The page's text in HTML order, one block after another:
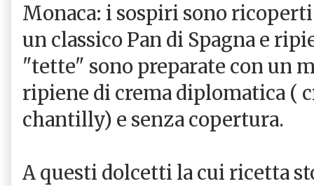
Monaca: i sospiri sono
un classico Pan di Spagna e
"tette" sono preparate con un
ripiene di crema diplomatica (
chantilly) e senza copertura.
A questi dolcetti la cui ricetta